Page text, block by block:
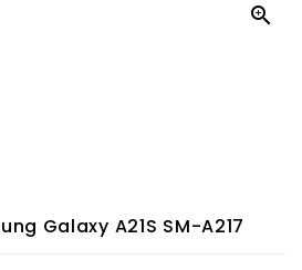

Galaxy A21S SM-A217